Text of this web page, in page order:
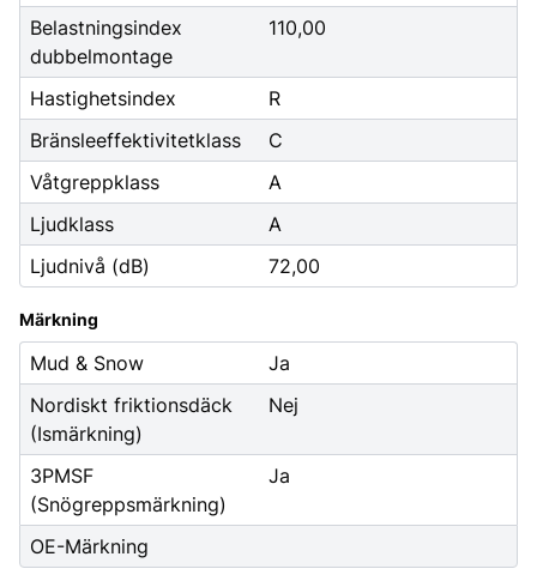
Belastningsindex
dubbelmontage
110,00
Hastighetsindex
R
Bränsleeffektivitetklass
C
Våtgreppklass
A
Ljudklass
A
Ljudnivå (dB)
72,00
Märkning
Mud & Snow
Ja
Nordiskt friktionsdäck
(Ismärkning)
Nej
3PMSF
(Snögreppsmärkning)
Ja
OE-Märkning